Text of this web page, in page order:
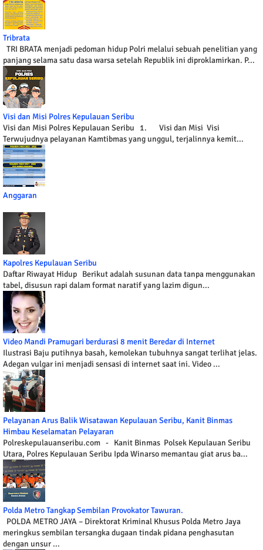
Tribrata
TRI BRATA menjadi pedoman hidup Polri melalui sebuah penelitian yang
panjang selama satu dasa warsa setelah Republik ini diproklamirkan. P...
Visi dan Misi Polres Kepulauan Seribu
Visi dan Misi Polres Kepulauan Seribu 1. Visi dan Misi Visi
Terwujudnya pelayanan Kamtibmas yang unggul, terjalinnya kemit...
Anggaran
Kapolres Kepulauan Seribu
Daftar Riwayat Hidup Berikut adalah susunan data tanpa menggunakan
tabel, disusun rapi dalam format naratif yang lazim digun...
Video Mandi Pramugari berdurasi 8 menit Beredar di Internet
Ilustrasi Baju putihnya basah, kemolekan tubuhnya sangat terlihat jelas.
Adegan vulgar ini menjadi sensasi di internet saat ini. Video ...
Pelayanan Arus Balik Wisatawan Kepulauan Seribu, Kanit Binmas
Himbau Keselamatan Pelayaran
Polreskepulauanseribu.com - Kanit Binmas Polsek Kepulauan Seribu
Utara, Polres Kepulauan Seribu Ipda Winarso memantau giat arus ba...
Polda Metro Tangkap Sembilan Provokator Tawuran.
POLDA METRO JAYA – Direktorat Kriminal Khusus Polda Metro Jaya
meringkus sembilan tersangka dugaan tindak pidana penghasutan
dengan unsur ...